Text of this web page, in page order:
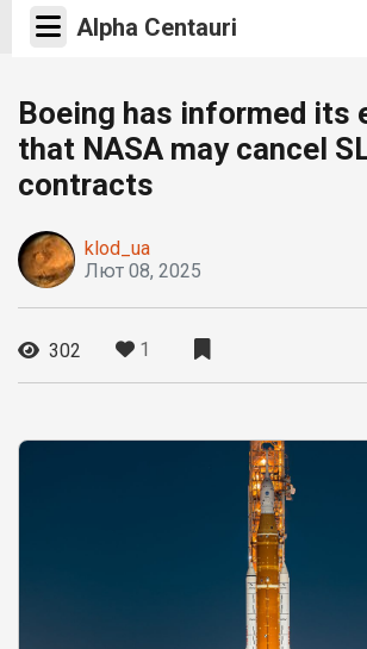
Alpha Centauri
Boeing has informed its
that NASA may cancel
contracts
klod_ua
Лют 08, 2025
302 1